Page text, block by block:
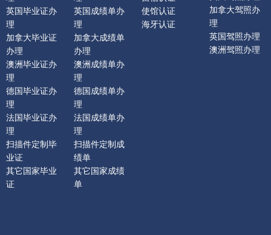
英国毕业证办
理
加拿大毕业证
办理
澳洲毕业证办
理
德国毕业证办
理
法国毕业证办
理
扫描件定制毕
业证
其它国家毕业
证
英国成绩单办
理
加拿大成绩单
办理
澳洲成绩单办
理
德国成绩单办
理
法国成绩单办
理
扫描件定制成
绩单
其它国家成绩
单
使馆认证
海牙认证
加拿大驾照办
理
英国驾照办理
澳洲驾照办理